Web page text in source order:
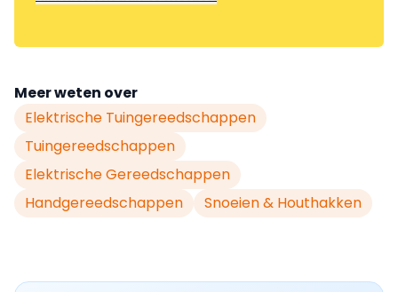
Meer weten over
Elektrische Tuingereedschappen
Tuingereedschappen
Elektrische Gereedschappen
Handgereedschappen
Snoeien & Houthakken